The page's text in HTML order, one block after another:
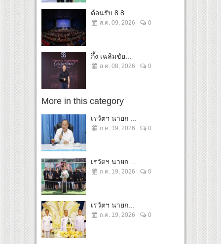
ต้อนรับ 8.8...
ส.ค. 09, 2026 0
กึ้ง เฉลิมชัย...
ส.ค. 08, 2026 0
More in this category
เรวัตฯ นายก ...
ก.ค. 19, 2026 0
เรวัตฯ นายก ...
ก.ค. 19, 2026 0
เรวัตฯ นายก...
ก.ค. 19, 2026 0